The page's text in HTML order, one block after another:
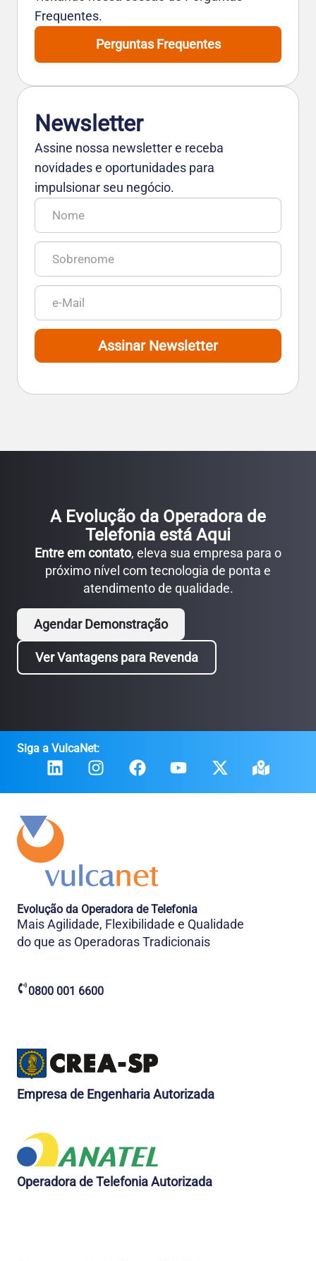
Frequentes.
Perguntas Frequentes
Newsletter
Assine nossa newsletter e receba
novidades e oportunidades para
impulsionar seu negócio.
Assinar Newsletter
A Evolução da Operadora de
Telefonia está Aqui
Entre em contato, eleva sua empresa para o
próximo nível com tecnologia de ponta e
atendimento de qualidade.
Agendar Demonstração
Ver Vantagens para Revenda
Siga a VulcaNet:
Evolução da Operadora de Telefonia
Mais Agilidade, Flexibilidade e Qualidade
do que as Operadoras Tradicionais
0800 001 6600
Empresa de Engenharia Autorizada
Operadora de Telefonia Autorizada